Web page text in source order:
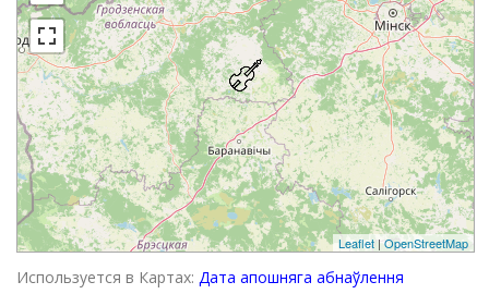
Leaflet | OpenStreetMap
Используется в Картах: Дата апошняга абнаўлення